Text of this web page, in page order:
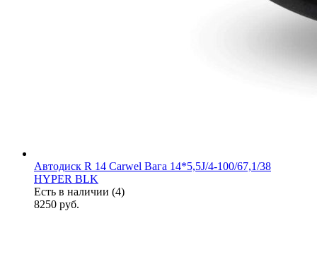
Автодиск R 14 Carwel Вага 14*5,5J/4-100/67,1/38
HYPER BLK
Есть в наличии (4)
8250 руб.